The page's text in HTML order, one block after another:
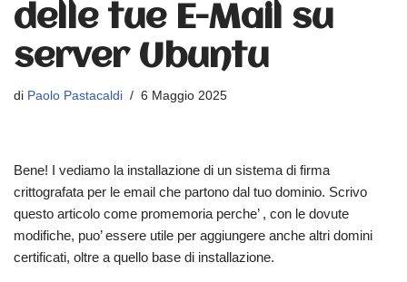
delle tue E-Mail su
server Ubuntu
di Paolo Pastacaldi 6 Maggio 2025
Bene! I vediamo la installazione di un sistema di firma
crittografata per le email che partono dal tuo dominio. Scrivo
questo articolo come promemoria perche’ , con le dovute
modifiche, puo’ essere utile per aggiungere anche altri domini
certificati, oltre a quello base di installazione.